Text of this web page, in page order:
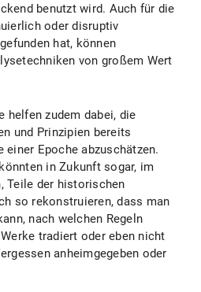
benutzt wird. Auch für die
oder disruptiv
hat, können
von großem Wert
helfen zudem dabei, die
und Prinzipien bereits
einer Epoche abzuschätzen.
in Zukunft sogar, im
Teile der historischen
so rekonstruieren, dass man
nach welchen Regeln
tradiert oder eben nicht
anheimgegeben oder